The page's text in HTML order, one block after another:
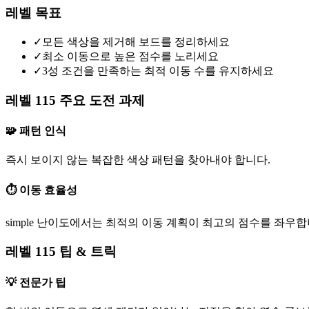
레벨 목표
✓ 모든 색상을 제거해 보드를 정리하세요
✓최소 이동으로 높은 점수를 노리세요
✓3성 조건을 만족하는 최적 이동 수를 유지하세요
레벨 115 주요 도전 과제
🧩 패턴 인식
즉시 보이지 않는 복잡한 색상 패턴을 찾아내야 합니다.
⏱️ 이동 효율성
simple 난이도에서는 최적의 이동 계획이 최고의 점수를 좌우
레벨 115 팁 & 트릭
💡 전문가 팁